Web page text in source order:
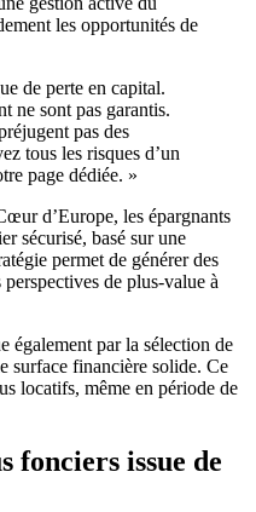
les opportunités de
de perte en capital.
ne sont pas garantis.
pas des
tous les risques d’un
page dédiée. »
d’Europe, les épargnants
sécurisé, basé sur une
permet de générer des
de plus-value à
également par la sélection de
surface financière solide. Ce
locatifs, même en période de
fonciers issue de